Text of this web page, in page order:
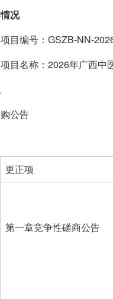
况
目编号：GSZB-NN-
目名称：2026年广西
公告
更正项
第一章竞争性磋商公告